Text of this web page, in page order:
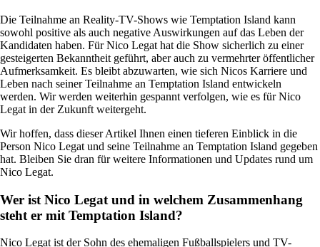
Die Teilnahme an Reality-TV-Shows wie Temptation Island kann
sowohl positive als auch negative Auswirkungen auf das Leben der
Kandidaten haben. Für Nico Legat hat die Show sicherlich zu einer
gesteigerten Bekanntheit geführt, aber auch zu vermehrter öffentlicher
Aufmerksamkeit. Es bleibt abzuwarten, wie sich Nicos Karriere und
Leben nach seiner Teilnahme an Temptation Island entwickeln
werden. Wir werden weiterhin gespannt verfolgen, wie es für Nico
Legat in der Zukunft weitergeht.
Wir hoffen, dass dieser Artikel Ihnen einen tieferen Einblick in die
Person Nico Legat und seine Teilnahme an Temptation Island gegeben
hat. Bleiben Sie dran für weitere Informationen und Updates rund um
Nico Legat.
Wer ist Nico Legat und in welchem Zusammenhang
steht er mit Temptation Island?
Nico Legat ist der Sohn des ehemaligen Fußballspielers und TV-